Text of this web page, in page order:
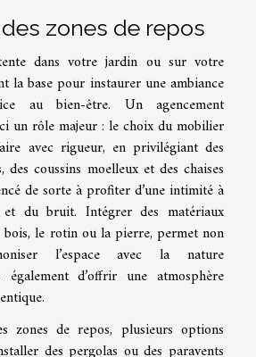
zones de repos
dans votre jardin ou sur votre
la base pour instaurer une ambiance
au bien-être. Un agencement
un rôle majeur : le choix du mobilier
avec rigueur, en privilégiant des
des coussins moelleux et des chaises
de sorte à profiter d’une intimité à
et du bruit. Intégrer des matériaux
bois, le rotin ou la pierre, permet non
l’espace avec la nature
également d’offrir une atmosphère
zones de repos, plusieurs options
des pergolas ou des paravents